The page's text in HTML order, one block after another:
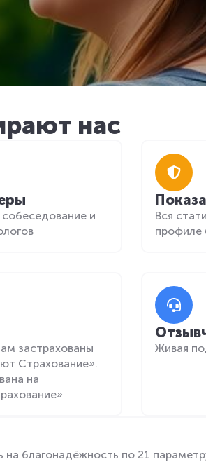
нас
и
Вся
профиле
застрахованы
Страхование».
на
Живая
благонадёжность по 21